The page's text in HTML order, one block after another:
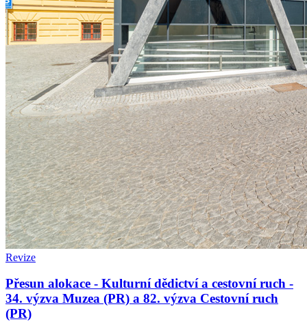
Revize
Přesun alokace - Kulturní dědictví a cestovní ruch -
34. výzva Muzea (PR) a 82. výzva Cestovní ruch
(PR)